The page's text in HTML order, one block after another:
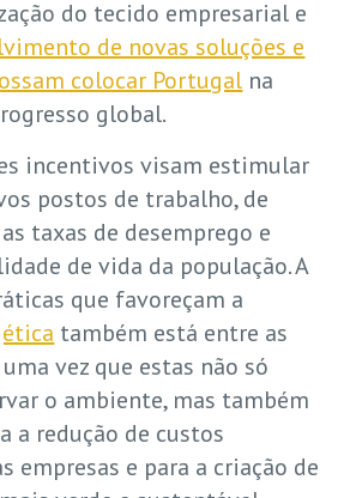
do tecido empresarial e
de novas soluções e
colocar Portugal na
global.
incentivos visam estimular
postos de trabalho, de
taxas de desemprego e
de vida da população. A
que favoreçam a
também está entre as
vez que estas não só
o ambiente, mas também
a redução de custos
empresas e para a criação de